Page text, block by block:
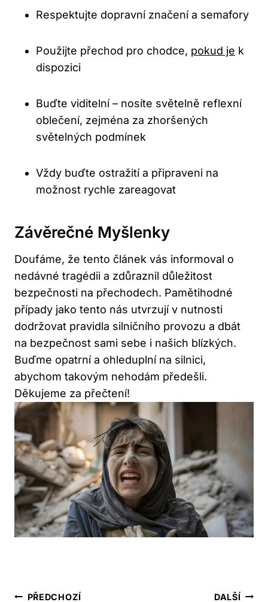
Respektujte dopravní značení a semafory
Použijte přechod pro chodce, pokud je k
dispozici
Buďte viditelní – nosíte světelně reflexní
oblečení, zejména za zhoršených
světelných podmínek
Vždy buďte ostražití a připraveni na
možnost rychle zareagovat
Závěrečné Myšlenky
Doufáme, že tento článek vás informoval o
nedávné tragédii a zdůraznil důležitost
bezpečnosti na přechodech. Pamětihodné
případy jako tento nás utvrzují v nutnosti
dodržovat pravidla silničního provozu a dbát
na bezpečnost sami sebe i našich blízkých.
Buďme opatrní a ohleduplní na silnici,
abychom takovým nehodám předešli.
Děkujeme za přečtení!
Navigace
PŘEDCHOZÍ DALŠÍ